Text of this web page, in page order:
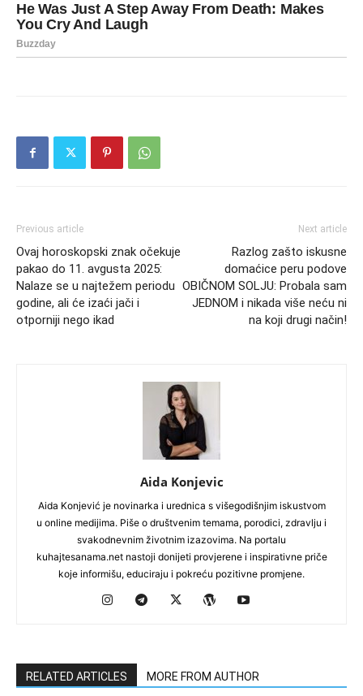
Previous article
Ovaj horoskopski znak očekuje
pakao do 11. avgusta 2025:
Nalaze se u najtežem periodu
godine, ali će izaći jači i
otporniji nego ikad
Next article
Razlog zašto iskusne
domaćice peru podove
OBIČNOM SOLJU: Probala sam
JEDNOM i nikada više neću ni
na koji drugi način!
Aida Konjevic
Aida Konjević je novinarka i urednica s višegodišnjim iskustvom
u online medijima. Piše o društvenim temama, porodici, zdravlju i
svakodnevnim životnim izazovima. Na portalu
kuhajtesanama.net nastoji donijeti provjerene i inspirativne priče
koje informišu, educiraju i pokreću pozitivne promjene.
RELATED ARTICLES MORE FROM AUTHOR